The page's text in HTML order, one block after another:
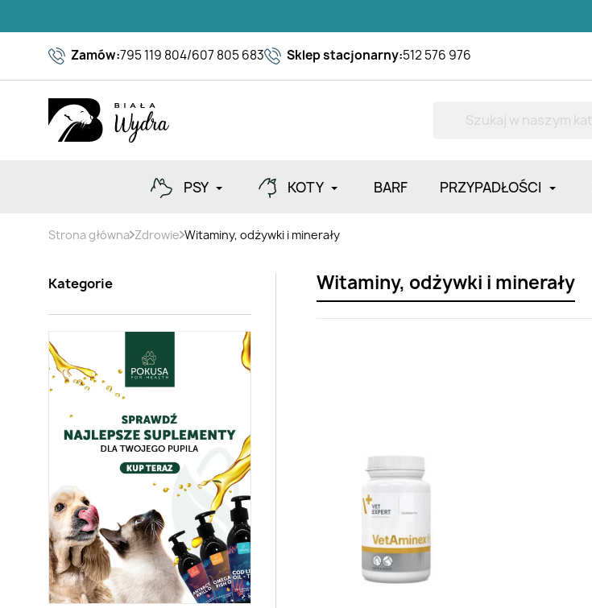
Zamów:795 119 804/607 805 683 Sklep stacjonarny:512 576 976
PSY KOTY BARF PRZYPADŁOŚCI
Strona główna Zdrowie Witaminy, odżywki i minerały
Kategorie Witaminy, odżywki i minerały